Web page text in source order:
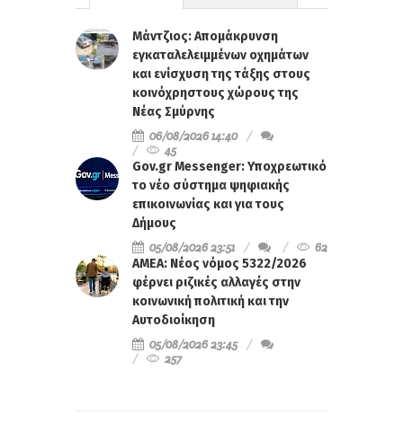
Μάντζιος: Απομάκρυνση
εγκαταλελειμμένων οχημάτων
και ενίσχυση της τάξης στους
κοινόχρηστους χώρους της
Νέας Σμύρνης
06/08/2026 14:40
45
Gov.gr Messenger: Υποχρεωτικό
το νέο σύστημα ψηφιακής
επικοινωνίας και για τους
Δήμους
05/08/2026 23:51
62
ΑΜΕΑ: Νέος νόμος 5322/2026
φέρνει ριζικές αλλαγές στην
κοινωνική πολιτική και την
Αυτοδιοίκηση
05/08/2026 23:45
257